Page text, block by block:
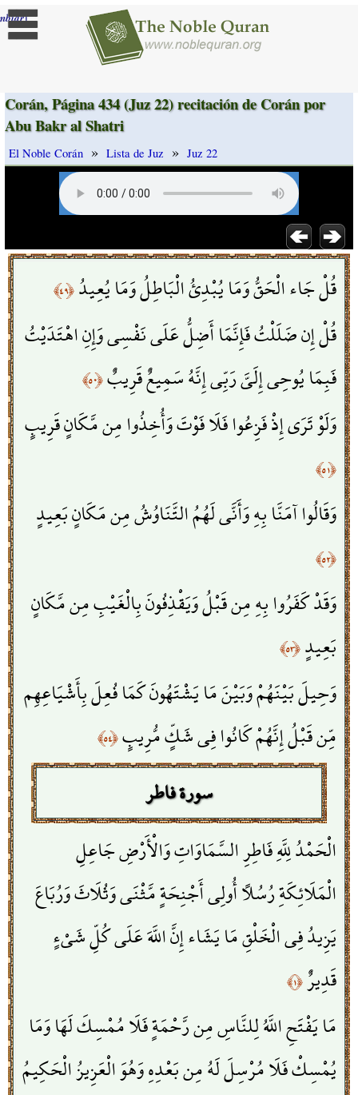
]
Corán, Página 434 (Juz 22) recitación de Corán por
Abu Bakr al Shatri
El Noble Corán » Lista de Juz » Juz 22
قُلْ جَاء الْحَقُّ وَمَا يُبْدِئُ الْبَاطِلُ وَمَا يُعِيدُ﴿٤٩﴾
قُلْ إِن ضَلَلْتُ فَإِنَّمَا أَضِلُّ عَلَى نَفْسِي وَإِنِ اهْتَدَيْتُ
فَبِمَا يُوحِي إِلَيَّ رَبِّي إِنَّهُ سَمِيعٌ قَرِيبٌ﴿٥٠﴾
وَلَوْ تَرَى إِذْ فَزِعُوا فَلَا فَوْتَ وَأُخِذُوا مِن مَّكَانٍ قَرِيبٍ
﴿٥١﴾
وَقَالُوا آمَنَّا بِهِ وَأَنَّى لَهُمُ التَّنَاوُشُ مِن مَكَانٍ بَعِيدٍ
﴿٥٢﴾
وَقَدْ كَفَرُوا بِهِ مِن قَبْلُ وَيَقْذِفُونَ بِالْغَيْبِ مِن مَّكَانٍ
بَعِيدٍ﴿٥٣﴾
وَحِيلَ بَيْنَهُمْ وَبَيْنَ مَا يَشْتَهُونَ كَمَا فُعِلَ بِأَشْيَاعِهِم
مِّن قَبْلُ إِنَّهُمْ كَانُوا فِي شَكٍّ مُّرِيبٍ﴿٥٤﴾
سورة فاطر
الْحَمْدُ لِلَّهِ فَاطِرِ السَّمَاوَاتِ وَالْأَرْضِ جَاعِلِ
الْمَلَائِكَةِ رُسُلًا أُولِي أَجْنِحَةٍ مَّثْنَى وَثُلَاثَ وَرُبَاعَ
يَزِيدُ فِي الْخَلْقِ مَا يَشَاء إِنَّ اللَّهَ عَلَى كُلِّ شَيْءٍ
قَدِيرٌ﴿١﴾
مَا يَفْتَحِ اللَّهُ لِلنَّاسِ مِن رَّحْمَةٍ فَلَا مُمْسِكَ لَهَا وَمَا
يُمْسِكْ فَلَا مُرْسِلَ لَهُ مِن بَعْدِهِ وَهُوَ الْعَزِيزُ الْحَكِيمُ